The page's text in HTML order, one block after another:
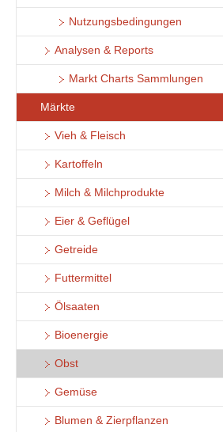
Nutzungsbedingungen
Analysen & Reports
Markt Charts Sammlungen
Märkte
Vieh & Fleisch
Kartoffeln
Milch & Milchprodukte
Eier & Geflügel
Getreide
Futtermittel
Ölsaaten
Bioenergie
Obst
Gemüse
Blumen & Zierpflanzen